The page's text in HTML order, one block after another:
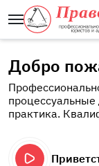
Добро
практика.